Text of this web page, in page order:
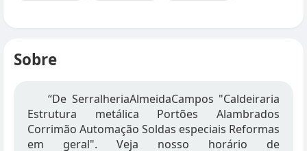
Sobre
“De SerralheriaAlmeidaCampos "Caldeiraria
Estrutura metálica Portões Alambrados
Corrimão Automação Soldas especiais Reformas
em geral". Veja nosso horário de